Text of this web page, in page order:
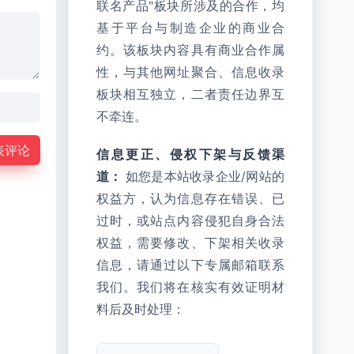
评论
联名产品"板块所涉及的合作，均
基于平台与制造企业的商业合
约。该板块内容具有商业合作属
性，与其他网址聚合、信息收录
板块相互独立，二者责任边界互
不牵连。
信息更正、侵权下架与反馈渠
道： 如您是本站收录企业/网站的
权益方，认为信息存在错误、已
过时，或站点内容侵犯自身合法
权益，需要修改、下架相关收录
信息，请通过以下专属邮箱联系
我们。我们将在核实有效证明材
料后及时处理：